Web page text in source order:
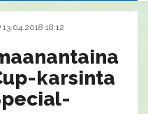
13.04.2018 18:12
karsinta